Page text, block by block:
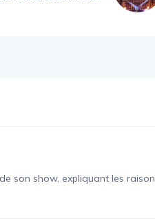
son show, expliquant les raison